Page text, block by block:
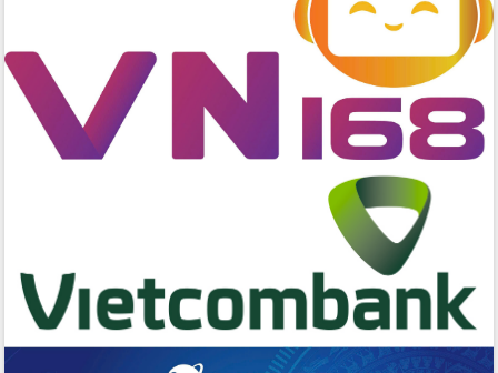
Thủ tướng Chính phủ Phạm Minh Chính
kiểm tra, chỉ đạo hoàn thành các dự
án cao tốc và thăm khu tái định cư tại
Đắk Lắk
Ngành nông nghiệp phấn đấu tăng
trưởng đạt 5,86% trong năm 2026
UBND tỉnh Đắk Lắk triển khai công tác